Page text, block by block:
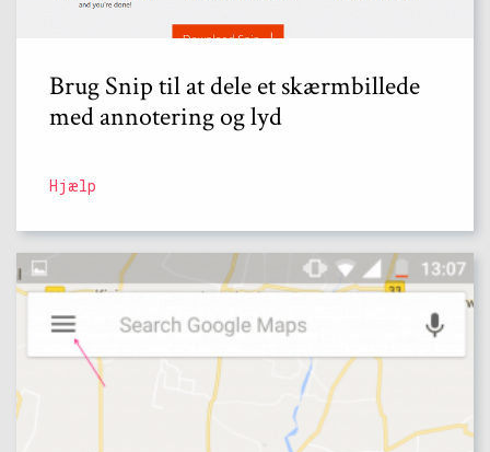
Brug Snip til at dele et skærmbillede
med annotering og lyd
Hjælp